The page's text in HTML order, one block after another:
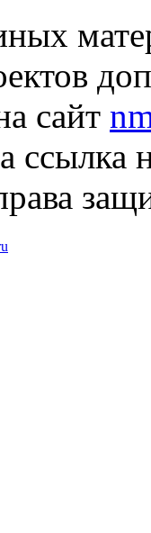
сайт
ссылка